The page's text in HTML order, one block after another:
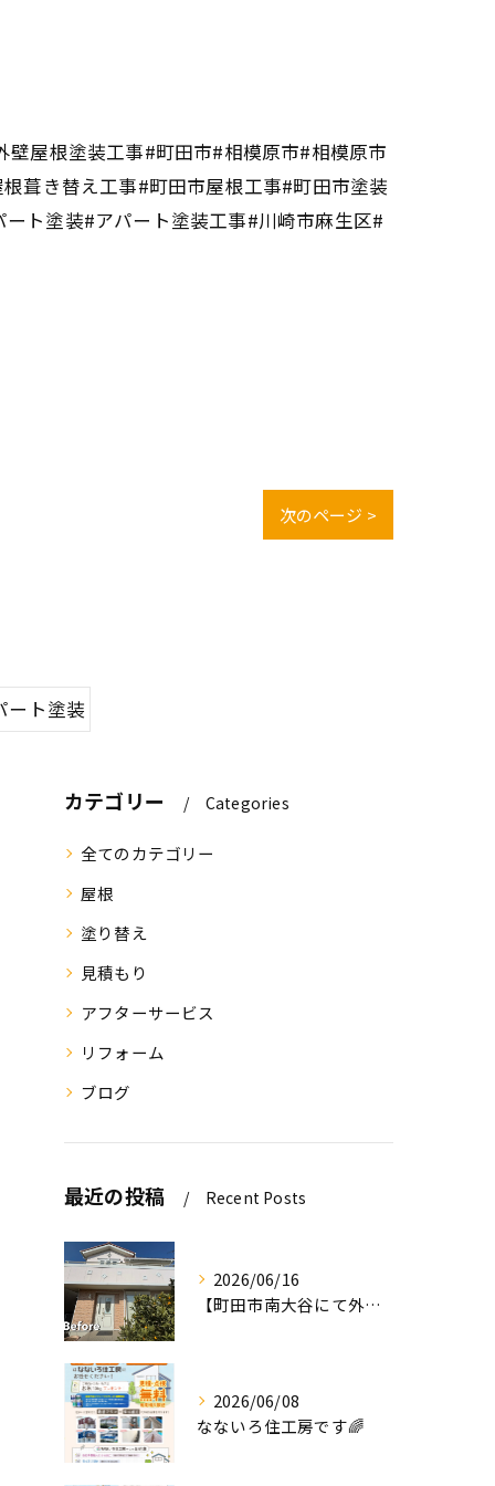
屋根塗装工事#町田市#相模原市#相模原市
葺き替え工事#町田市屋根工事#町田市塗装
ト塗装#アパート塗装工事#川崎市麻生区#
次のページ >
ート塗装
カテゴリー Categories
全てのカテゴリー
屋根
塗り替え
見積もり
アフターサービス
リフォーム
ブログ
最近の投稿 Recent Posts
2026/06/16
【町田市南大谷にて外壁塗装工事完工のお知らせ】
2026/06/08
なないろ住工房です🌈